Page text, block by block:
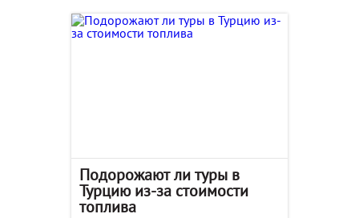
Подорожают ли туры в
Турцию из-за стоимости
топлива